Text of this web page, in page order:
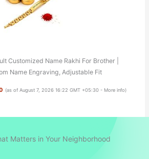
Customized Name Rakhi For Brother |
Name Engraving, Adjustable Fit
(as of August 7, 2026 16:22 GMT +05:30 - More info)
Matters in Your Neighborhood